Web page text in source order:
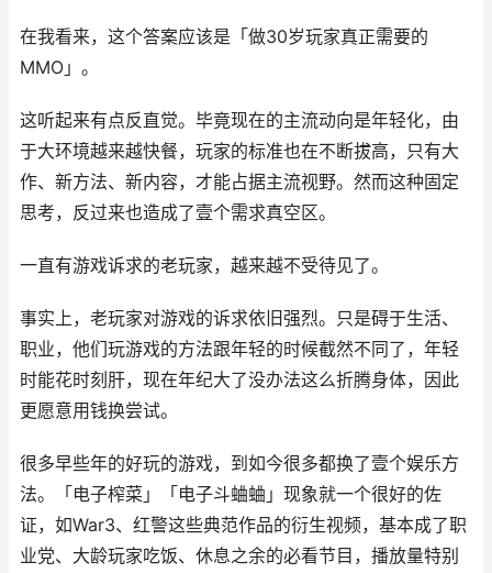
在我看来，这个答案应该是「做30岁玩家真正需要的
MMO」。
这听起来有点反直觉。毕竟现在的主流动向是年轻化，由
于大环境越来越快餐，玩家的标准也在不断拔高，只有大
作、新方法、新内容，才能占据主流视野。然而这种固定
思考，反过来也造成了壹个需求真空区。
一直有游戏诉求的老玩家，越来越不受待见了。
事实上，老玩家对游戏的诉求依旧强烈。只是碍于生活、
职业，他们玩游戏的方法跟年轻的时候截然不同了，年轻
时能花时刻肝，现在年纪大了没办法这么折腾身体，因此
更愿意用钱换尝试。
很多早些年的好玩的游戏，到如今很多都换了壹个娱乐方
法。「电子榨菜」「电子斗蛐蛐」现象就一个很好的佐
证，如War3、红警这些典范作品的衍生视频，基本成了职
业党、大龄玩家吃饭、休息之余的必看节目，播放量特别